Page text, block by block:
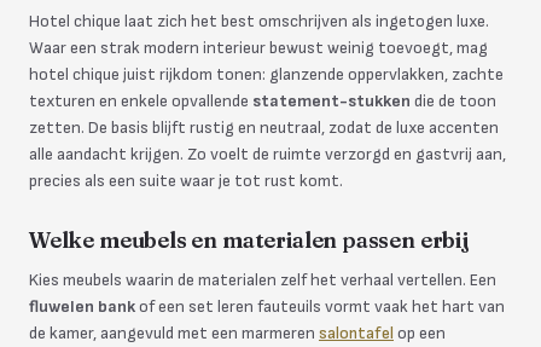
Hotel chique laat zich het best omschrijven als ingetogen luxe.
Waar een strak modern interieur bewust weinig toevoegt, mag
hotel chique juist rijkdom tonen: glanzende oppervlakken, zachte
texturen en enkele opvallende statement-stukken die de toon
zetten. De basis blijft rustig en neutraal, zodat de luxe accenten
alle aandacht krijgen. Zo voelt de ruimte verzorgd en gastvrij aan,
precies als een suite waar je tot rust komt.
Welke meubels en materialen passen erbij
Kies meubels waarin de materialen zelf het verhaal vertellen. Een
fluwelen bankof een set leren fauteuils vormt vaak het hart van
de kamer, aangevuld met een marmeren salontafel op een